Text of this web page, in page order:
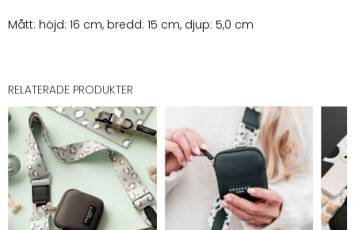
Mått: höjd: 16 cm, bredd: 15 cm, djup: 5,0 cm
RELATERADE PRODUKTER